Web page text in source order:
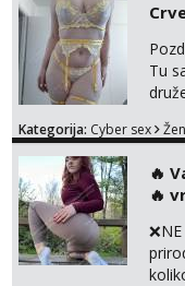
foto
itd.
nas
Tu
uz
Kategorija: Cyber sex
‎️‍🔥
‎️‍🔥